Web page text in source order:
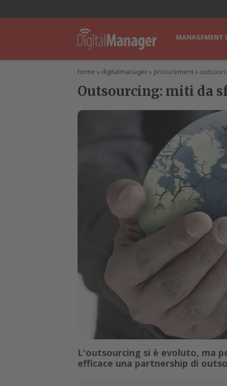
MANAGEMENT
home » digitalmanager» procurement»
Outsourcing: miti da
L'outsourcing si è evoluto, ma
efficace una partnership di